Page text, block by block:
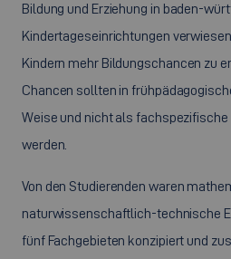
Bildung und Erziehung in baden-
Kindertageseinrichtungen
Kindern mehr Bildungschancen zu
Chancen sollten in
Weise und nicht als
werden.
Von den Studierenden waren
naturwissenschaftlich-technische
fünf Fachgebieten konzipiert und